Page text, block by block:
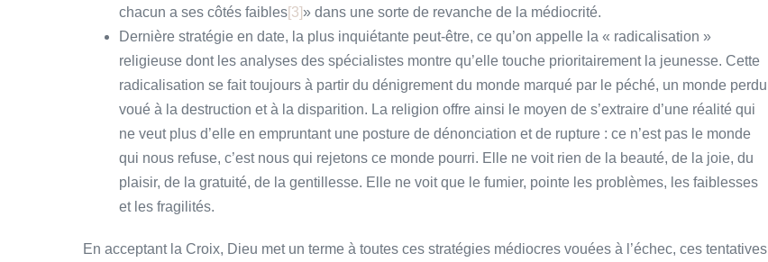
chacun a ses côtés faibles[3]» dans une sorte de revanche de la médiocrité.
Dernière stratégie en date, la plus inquiétante peut-être, ce qu’on appelle la « radicalisation »
religieuse dont les analyses des spécialistes montre qu’elle touche prioritairement la jeunesse. Cette
radicalisation se fait toujours à partir du dénigrement du monde marqué par le péché, un monde perdu
voué à la destruction et à la disparition. La religion offre ainsi le moyen de s’extraire d’une réalité qui
ne veut plus d’elle en empruntant une posture de dénonciation et de rupture : ce n’est pas le monde
qui nous refuse, c’est nous qui rejetons ce monde pourri. Elle ne voit rien de la beauté, de la joie, du
plaisir, de la gratuité, de la gentillesse. Elle ne voit que le fumier, pointe les problèmes, les faiblesses
et les fragilités.
En acceptant la Croix, Dieu met un terme à toutes ces stratégies médiocres vouées à l’échec, ces tentatives